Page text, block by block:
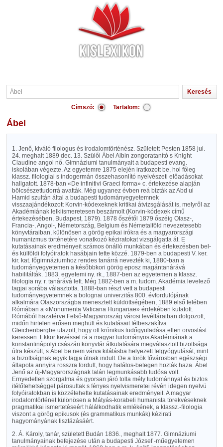
Címszó: Tartalom:
Ábel
1. Jenő, kiváló filologus és irodalomtörténész. Született Pesten 1858 jul.
24. meghalt 1889 dec. 13. Szülői Ábel Albin zongoratanító s Knight
Claudine angol nő. Gimnáziumi tanulmányait a budapesti evang.
iskolában végezte. Az egyetemre 1875 elején iratkozott be, hol főleg
klassz. filologiai s indogermán összehasonlító nyelvészeti előadásokat
hallgatott. 1878-ban «De infinitivi Graeci forma» c. értekezése alapján
bölcsészettudorrá avatták. Még ugyanez évben reá bizták az Abd ul
Hamid szultán által a budapesti tudományegyetemnek
visszaajándékozott Korvin-kódexeknek kritikai átvizsgálását is, melyről az
Akadémiának lelkiismeretesen beszámolt (Korvin-kódexek című
értekezésében, Budapest, 1879). 1878 őszétől 1879 őszéig Olasz-,
Francia-, Angol-, Németország, Belgium és Németalföld nevezetesebb
könyvtáraiban, különösen a görög epikai irókra és a magyarországi
humanizmus történetére vonatkozó kéziratokat vizsgálgatta át. E
kutatásainak eredményeit számos önálló munkában és értekezésben bel-
és külföldi folyóiratok hasábjain tette közzé. 1879-ben a budapesti V. ker.
kir. kat. főgimnáziumhoz rendes tanárrá nevezték ki, 1880-ban a
tudományegyetemen a későbbkori görög eposz magántanárává
habilitálták. 1883. egyetemi ny. rk., 1887-ben az egyetemen a klassz.
filologia ny. r. tanárává lett. Még 1882-ben a m. tudom. Akadémia levelező
tagjai sorába választotta. 1888-ban részt vett a budapesti
tudományegyetemnek a bolognai univerzitás 800. évfordulójának
alkalmára Olaszországba menesztett küldöttségében, 1889 első felében
Rómában a «Monumenta Vaticana Hungariae» érdekében kutatott.
Rómából hazatérve Felső-Magyarország városi levéltáraiban dolgozott,
midőn hirtelen erősen meghült és kutatásait félbeszakítva
Gleichenbergbe utazott, hogy ott krónikus tüdőgyuladása ellen orvoslást
keressen. Ekkor kevéssel rá a magyar tudományos Akadémiának a
konstantinápolyi császári könyvtár átkutatására megválasztott bizottsága
útra készült, s Ábel be nem várva kilátásba helyezett felgyógyulását, mint
a bizottságnak egyik tagja útnak indult. De a török fővárosban egészségi
állapota annyira rosszra fordult, hogy halálos-betegen hozták haza. Ábel
Jenő az új-Magyarországnak talán legmunkásabb tudósa volt.
Ernyedetlen szorgalma és gyorsan járó tolla mély tudománnyal és biztos
itélőtehetséggel párosultak s fényes nyelvismeretei révén idegen nyelvü
folyóiratokban is közzétehette kutatásainak eredményeit. A magyar
irodalomtörténet különösen a Mátyás-korabeli humanista törekvéseknek
pragmatikai ismertetéseért hálálkodhatik emlékének, a klassz.-filologia
viszont a görög epikusok (és grammatikus munkák) kézirati
hagyományának tisztázásáért.
2. Á. Károly, tanár, született Budán 1836., meghalt 1877. Gimnáziumi
tanulmányainak befejezése után a budapesti József -műegyetemen